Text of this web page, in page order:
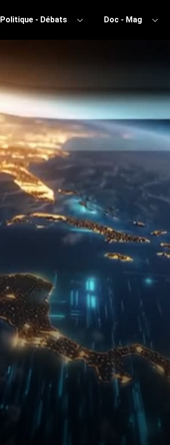
Politique - Débats Doc - Mag